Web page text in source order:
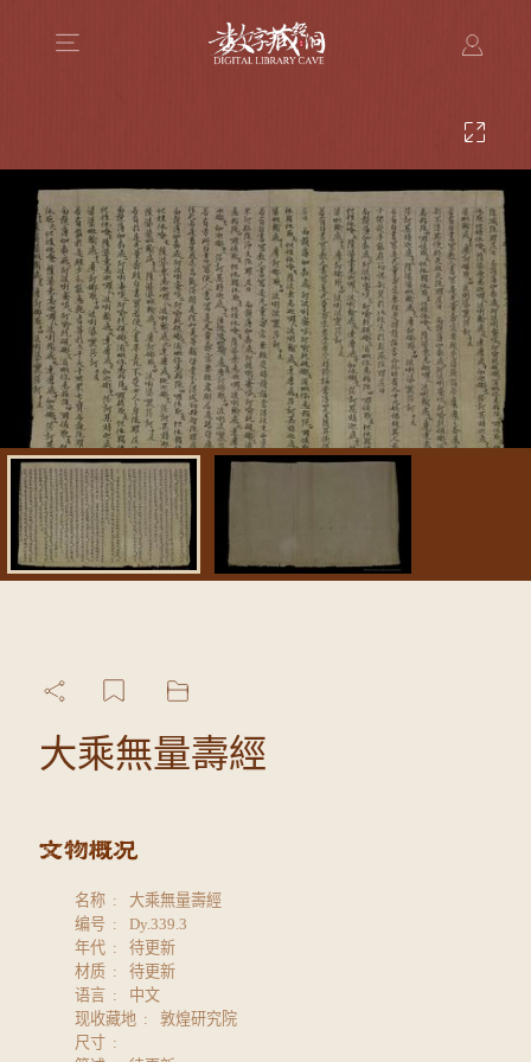
大乘無量壽經
名称
大乘無量壽經
编号
Dy.339.3
年代
待更新
材质
待更新
语言
中文
现收藏地
敦煌研究院
尺寸